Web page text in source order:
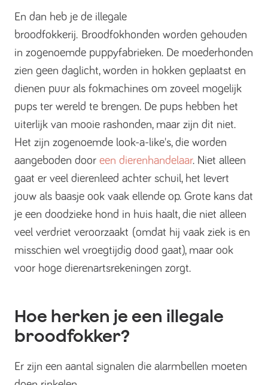
En dan heb je de illegale
broodfokkerij. Broodfokhonden worden gehouden
in zogenoemde puppyfabrieken. De moederhonden
zien geen daglicht, worden in hokken geplaatst en
dienen puur als fokmachines om zoveel mogelijk
pups ter wereld te brengen. De pups hebben het
uiterlijk van mooie rashonden, maar zijn dit niet.
Het zijn zogenoemde look-a-like's, die worden
aangeboden door een dierenhandelaar. Niet alleen
gaat er veel dierenleed achter schuil, het levert
jouw als baasje ook vaak ellende op. Grote kans dat
je een doodzieke hond in huis haalt, die niet alleen
veel verdriet veroorzaakt (omdat hij vaak ziek is en
misschien wel vroegtijdig dood gaat), maar ook
voor hoge dierenartsrekeningen zorgt.
Hoe herken je een illegale
broodfokker?
Er zijn een aantal signalen die alarmbellen moeten